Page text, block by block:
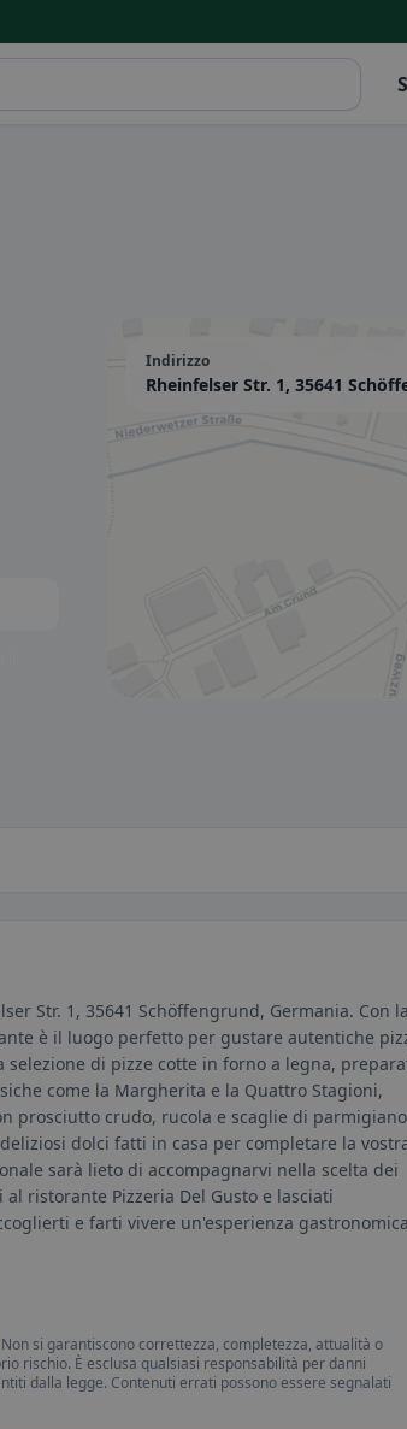
Indirizzo
Rheinfelser Str. 1, 35641
Str. 1, 35641 Schöffengrund, Germania. Con la
è il luogo perfetto per gustare autentiche
di pizze cotte in forno a legna,
come la Margherita e la Quattro Stagioni,
prosciutto crudo, rucola e scaglie di
dolci fatti in casa per completare la
sarà lieto di accompagnarvi nella scelta dei
ristorante Pizzeria Del Gusto e lasciati
e farti vivere un'esperienza gastronomica
si garantiscono correttezza, completezza, attualità o
rischio. È esclusa qualsiasi responsabilità per danni
dalla legge. Contenuti errati possono essere segnalati